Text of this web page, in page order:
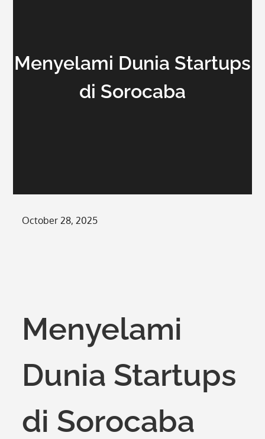
Menyelami Dunia Startups
di Sorocaba
Posted
October 28, 2025
Menyelami
Dunia Startups
di Sorocaba